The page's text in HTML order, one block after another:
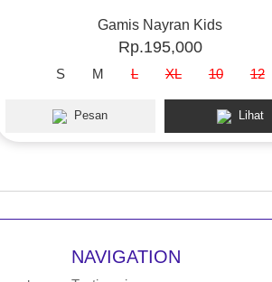
Gamis Nayran Kids
Rp.195,000
S M L XL 10 12
Pesan Lihat
NAVIGATION